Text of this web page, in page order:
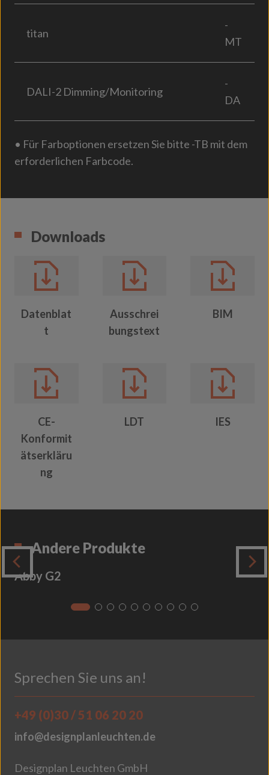
titan
-
MT
DALI-2 Dimming/Monitoring
-
DA
• Für Farboptionen ersetzen Sie bitte -TB mit dem
erforderlichen Farbcode.
Downloads
Datenblat
t
Ausschrei
bungstext
BIM
CE-
Konformit
ätserkläru
ng
LDT IES
Andere Produkte
Abby G2
Sprechen Sie uns an!
+49 (0)30 / 51 06 20 20
info@designplanleuchten.de
Designplan Leuchten GmbH